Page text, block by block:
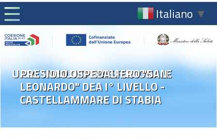
Italiano ▼
U.O.C. IMMUNOTRASFUSIONALE
PRESIDIO OSPEDALIERO "SAN
LEONARDO" DEA I° LIVELLO -
CASTELLAMMARE DI STABIA